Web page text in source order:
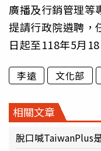
廣播及行銷管理等
提請行政院遴聘，
日起至118年5月18
李遠 文化部
相關文章
脫口喊TaiwanPlus